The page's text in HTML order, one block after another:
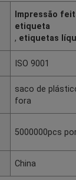
Impressão
etiqueta
, etiquetas
ISO 9001
saco de
fora
5000000pcs
China